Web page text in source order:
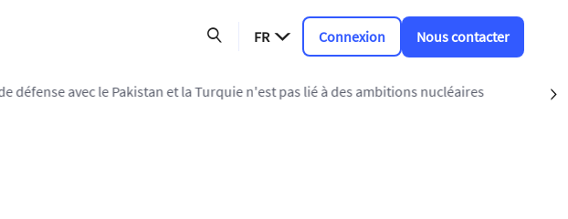
FR Connexion Nous contacter
et la Turquie n'est pas lié à des ambitions nucléaires